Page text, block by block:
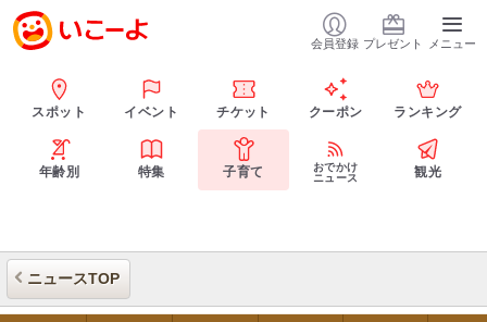
会員登録 プレゼント メニュー
スポット イベント チケット クーポン ランキング
年齢別 特集 子育て
おでかけ
ニュース
観光
ニュースTOP